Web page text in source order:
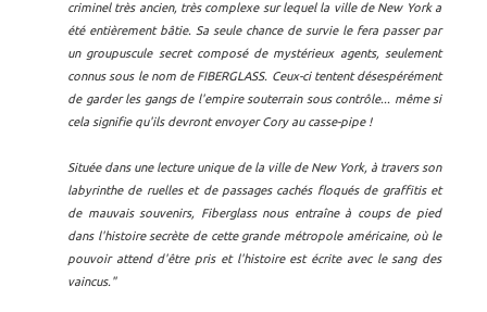
criminel très ancien, très complexe sur lequel la ville de New York a
été entièrement bâtie. Sa seule chance de survie le fera passer par
un groupuscule secret composé de mystérieux agents, seulement
connus sous le nom de FIBERGLASS. Ceux-ci tentent désespérément
de garder les gangs de l'empire souterrain sous contrôle... même si
cela signifie qu'ils devront envoyer Cory au casse-pipe !
Située dans une lecture unique de la ville de New York, à travers son
labyrinthe de ruelles et de passages cachés floqués de graffitis et
de mauvais souvenirs, Fiberglass nous entraîne à coups de pied
dans l'histoire secrète de cette grande métropole américaine, où le
pouvoir attend d'être pris et l'histoire est écrite avec le sang des
vaincus."